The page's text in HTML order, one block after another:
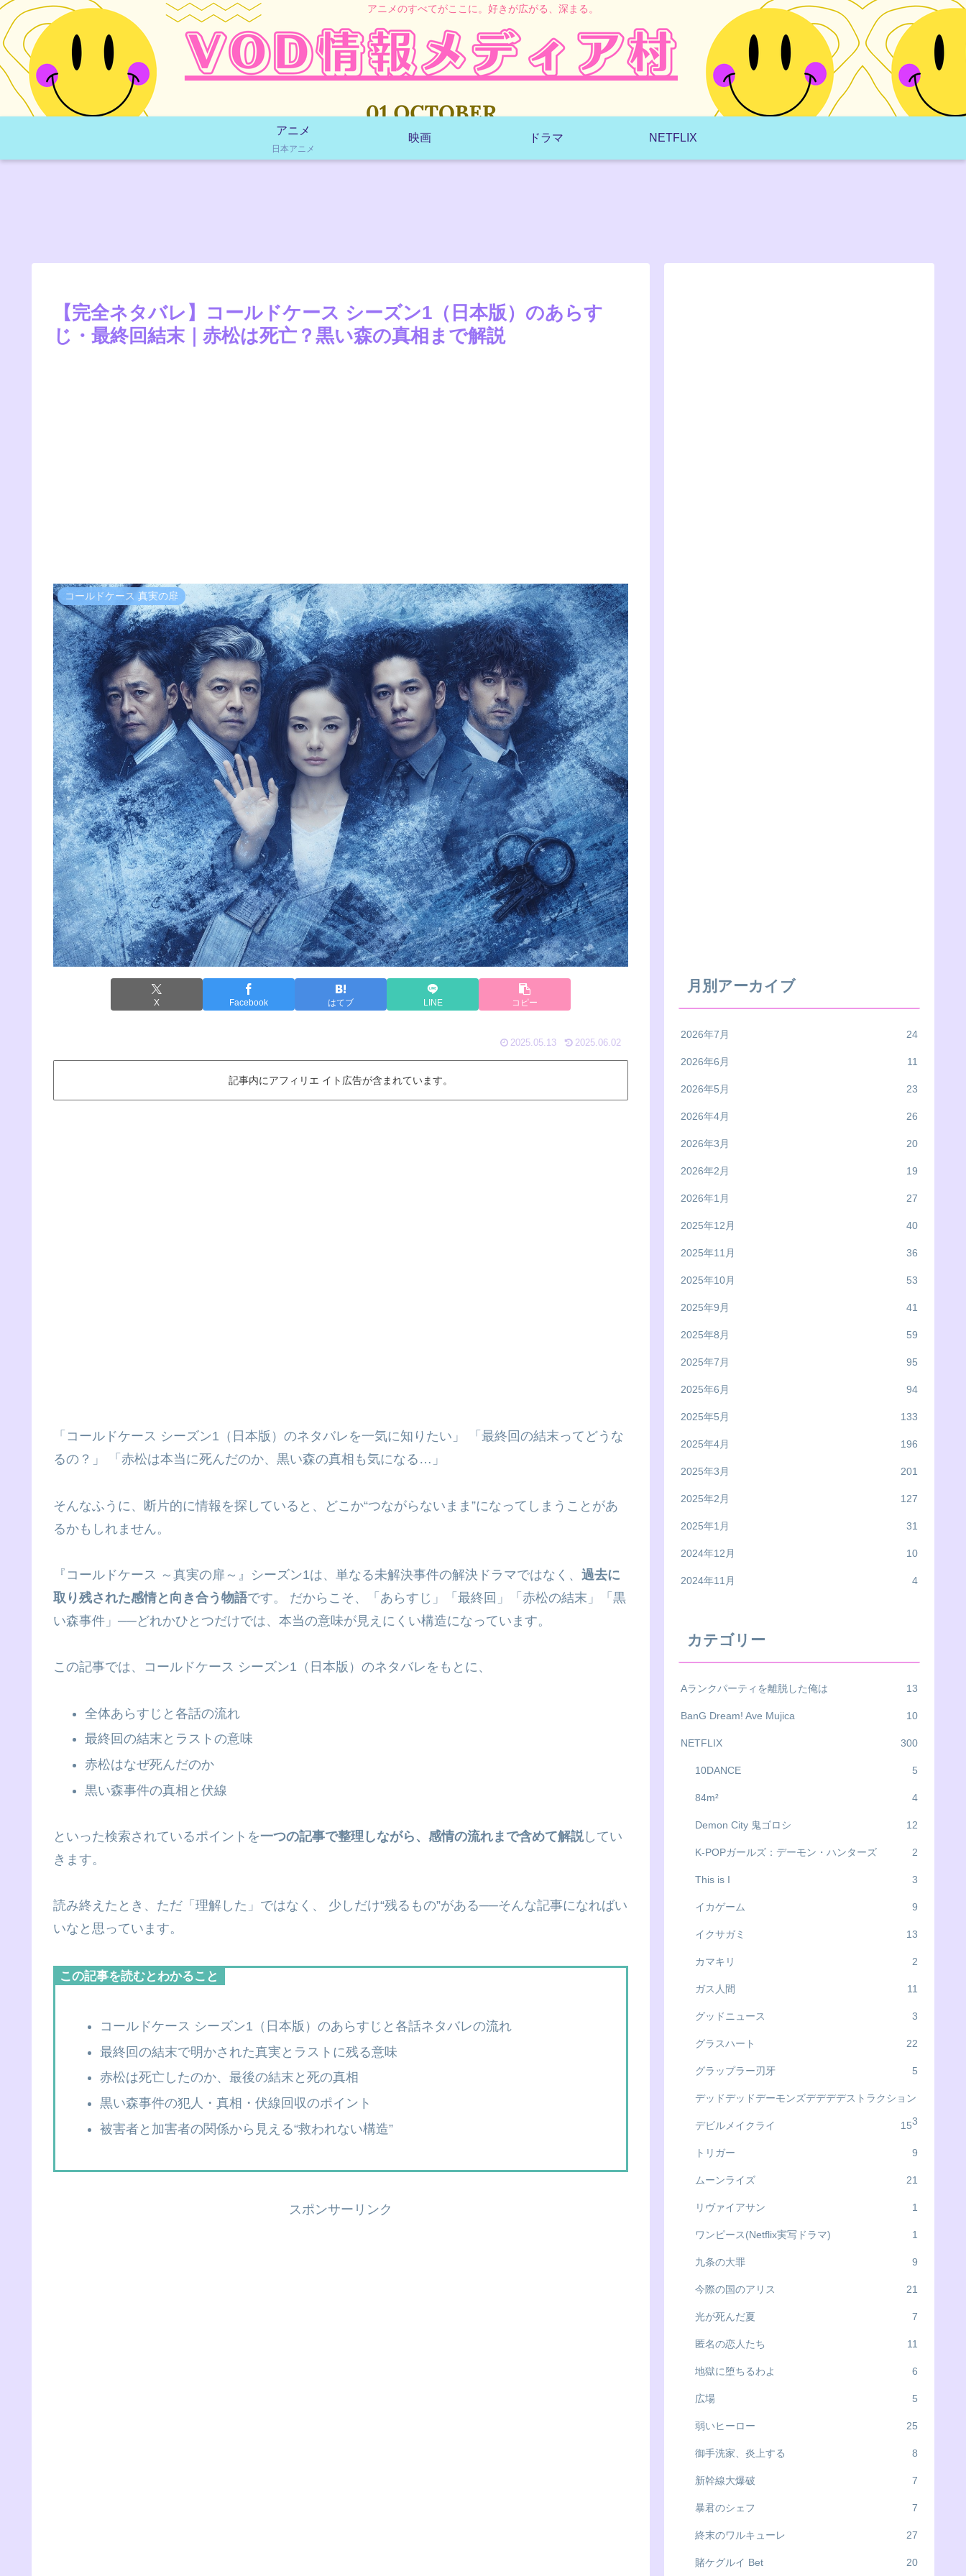
アニメのすべてがここに。好きが広がる、深まる。
アニメ
日本アニメ
映画 ドラマ NETFLIX
【完全ネタバレ】コールドケース シーズン1（日本版）のあらす
じ・最終回結末｜赤松は死亡？黒い森の真相まで解説
コールドケース 真実の扉
X Facebook はてブ LINE コピー
2025.05.13 2025.06.02
記事内にアフィリエ イト広告が含まれています。
「コールドケース シーズン1（日本版）のネタバレを一気に知りたい」 「最終回の結末ってどうな
るの？」 「赤松は本当に死んだのか、黒い森の真相も気になる…」
そんなふうに、断片的に情報を探していると、どこか“つながらないまま”になってしまうことがあ
るかもしれません。
『コールドケース ～真実の扉～』シーズン1は、単なる未解決事件の解決ドラマではなく、 過去に
取り残された感情と向き合う物語です。 だからこそ、「あらすじ」「最終回」「赤松の結末」「黒
い森事件」──どれかひとつだけでは、本当の意味が見えにくい構造になっています。
この記事では、コールドケース シーズン1（日本版）のネタバレをもとに、
全体あらすじと各話の流れ
最終回の結末とラストの意味
赤松はなぜ死んだのか
黒い森事件の真相と伏線
といった検索されているポイントを一つの記事で整理しながら、感情の流れまで含めて解説してい
きます。
読み終えたとき、ただ「理解した」ではなく、 少しだけ“残るもの”がある──そんな記事になればい
いなと思っています。
この記事を読むとわかること
コールドケース シーズン1（日本版）のあらすじと各話ネタバレの流れ
最終回の結末で明かされた真実とラストに残る意味
赤松は死亡したのか、最後の結末と死の真相
黒い森事件の犯人・真相・伏線回収のポイント
被害者と加害者の関係から見える“救われない構造”
スポンサーリンク
月別アーカイブ
2026年7月 24
2026年6月 11
2026年5月 23
2026年4月 26
2026年3月 20
2026年2月 19
2026年1月 27
2025年12月 40
2025年11月 36
2025年10月 53
2025年9月 41
2025年8月 59
2025年7月 95
2025年6月 94
2025年5月 133
2025年4月 196
2025年3月 201
2025年2月 127
2025年1月 31
2024年12月 10
2024年11月 4
カテゴリー
Aランクパーティを離脱した俺は 13
BanG Dream! Ave Mujica 10
NETFLIX 300
10DANCE 5
84m² 4
Demon City 鬼ゴロシ 12
K-POPガールズ：デーモン・ハンターズ 2
This is I 3
イカゲーム 9
イクサガミ 13
カマキリ 2
ガス人間 11
グッドニュース 3
グラスハート 22
グラップラー刃牙 5
デッドデッドデーモンズデデデデストラクション
3
デビルメイクライ 15
トリガー 9
ムーンライズ 21
リヴァイアサン 1
ワンピース(Netflix実写ドラマ) 1
九条の大罪 9
今際の国のアリス 21
光が死んだ夏 7
匿名の恋人たち 11
地獄に堕ちるわよ 6
広場 5
弱いヒーロー 25
御手洗家、炎上する 8
新幹線大爆破 7
暴君のシェフ 7
終末のワルキューレ 27
賭ケグルイ Bet 20